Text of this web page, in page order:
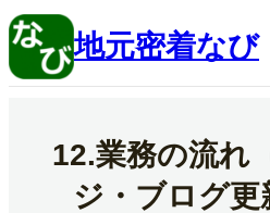
内
容
ス
地元密着なび
12.業務の流れ
ジ・ブログ更